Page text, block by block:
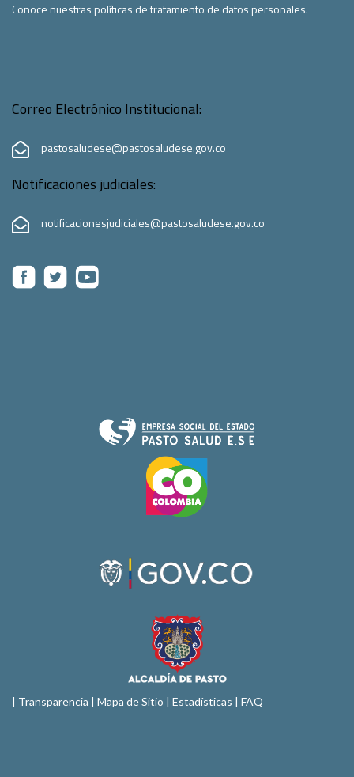
Conoce nuestras políticas de tratamiento de datos personales.
Correo Electrónico Institucional:
pastosaludese@pastosaludese.gov.co
Notificaciones judiciales:
notificacionesjudiciales@pastosaludese.gov.co
| Transparencia | Mapa de Sitio | Estadísticas | FAQ